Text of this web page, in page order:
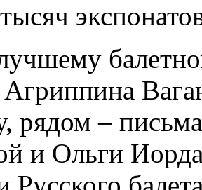
Агриппина
рядом –
и Ольги